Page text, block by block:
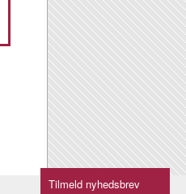
Tilmeld nyhedsbrev